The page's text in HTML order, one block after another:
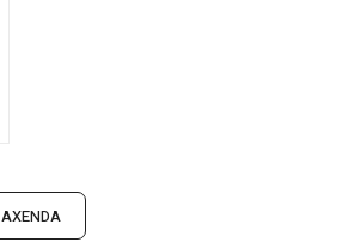
AXENDA